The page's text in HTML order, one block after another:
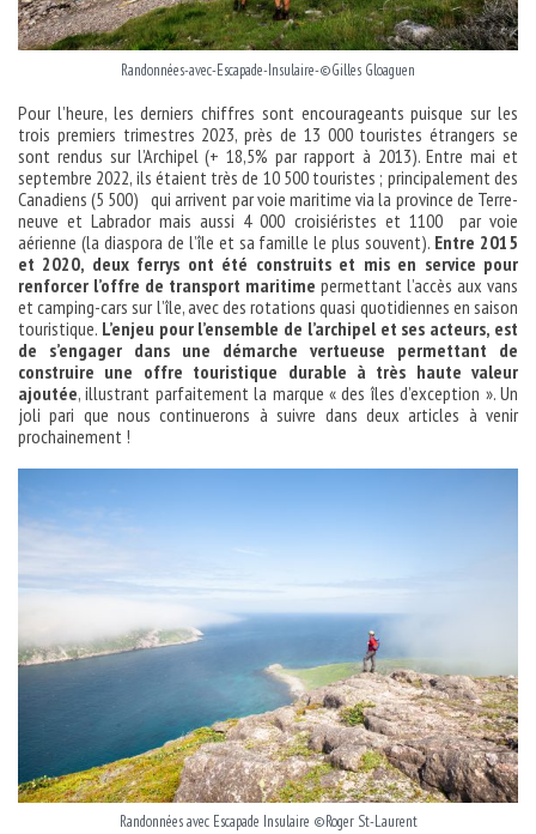
Randonnées-avec-Escapade-Insulaire-©Gilles Gloaguen
Pour l’heure, les derniers chiffres sont encourageants puisque sur les
trois premiers trimestres 2023, près de 13 000 touristes étrangers se
sont rendus sur l’Archipel (+ 18,5% par rapport à 2013). Entre mai et
septembre 2022, ils étaient très de 10 500 touristes ; principalement des
Canadiens (5 500) qui arrivent par voie maritime via la province de Terre-
neuve et Labrador mais aussi 4 000 croisiéristes et 1100 par voie
aérienne (la diaspora de l’île et sa famille le plus souvent). Entre 2015
et 2020, deux ferrys ont été construits et mis en service pour
renforcer l’offre de transport maritime permettant l’accès aux vans
et camping-cars sur l’île, avec des rotations quasi quotidiennes en saison
touristique. L’enjeu pour l’ensemble de l’archipel et ses acteurs, est
de s’engager dans une démarche vertueuse permettant de
construire une offre touristique durable à très haute valeur
ajoutée, illustrant parfaitement la marque « des îles d’exception ». Un
joli pari que nous continuerons à suivre dans deux articles à venir
prochainement !
Randonnées avec Escapade Insulaire ©Roger St-Laurent